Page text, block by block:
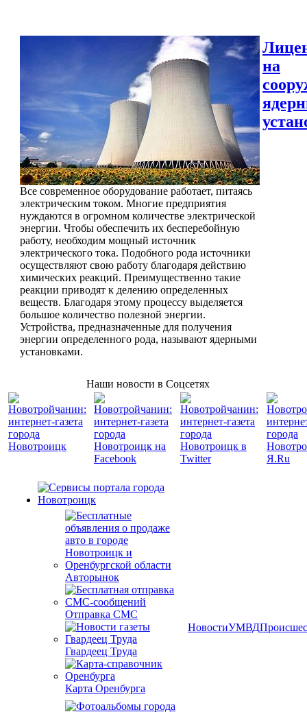
Все современное оборудование работает, питаясь
электрическим током. Многие предприятия
нуждаются в огромном количестве электрической
энергии. Чтобы обеспечить их бесперебойную
работу, необходим мощный источник
электрического тока. Подобного рода источники
осуществляют свою работу благодаря действию
химических реакций. Преимущественно такие
реакции приводят к делению определенных
веществ. Благодаря этому процессу выделяется
большое количество полезной энергии.
Устройства, предназначенные для получения
энергии определенного рода, называют ядерными
установками.
на
Наши новости в Соцсетях
Авторынок
Отправка СМС
Гвардеец Труда
Карта Оренбурга
НовостиУМВД